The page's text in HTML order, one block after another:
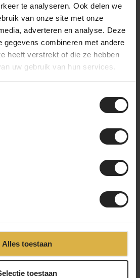
te analyseren. Ook delen we
van onze site met onze
adverteren en analyse. Deze
gegevens combineren met andere
heeft verstrekt of die ze hebben
uw gebruik van hun services.
Alles toestaan
toestaan
bei BikeSuperior
sammelt unser Lagerteam alle
sie für die Werkstatt vor. In der
wird. Zubehör wird der
das Fahrrad an einen Bestimmungsort
sicher und vollständig ankommt.